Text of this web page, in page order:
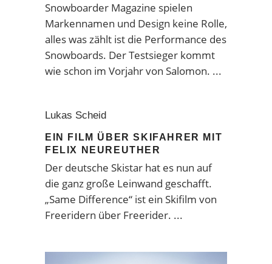
Snowboarder Magazine spielen
Markennamen und Design keine Rolle,
alles was zählt ist die Performance des
Snowboards. Der Testsieger kommt
wie schon im Vorjahr von Salomon.
Lukas Scheid
EIN FILM ÜBER SKIFAHRER MIT
FELIX NEUREUTHER
Der deutsche Skistar hat es nun auf
die ganz große Leinwand geschafft.
„Same Difference“ ist ein Skifilm von
Freeridern über Freerider.